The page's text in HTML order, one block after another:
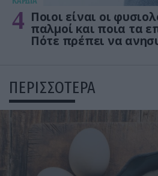
4 Ποιοι είναι οι
παλμοί και ποια τα
Πότε πρέπει να
ΠΕΡΙΣΣΟΤΕΡΑ